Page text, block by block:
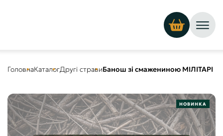
ГоловнаКаталогДругі стравиБанош зі смажениною МІЛІТАРІ
НОВИНКА